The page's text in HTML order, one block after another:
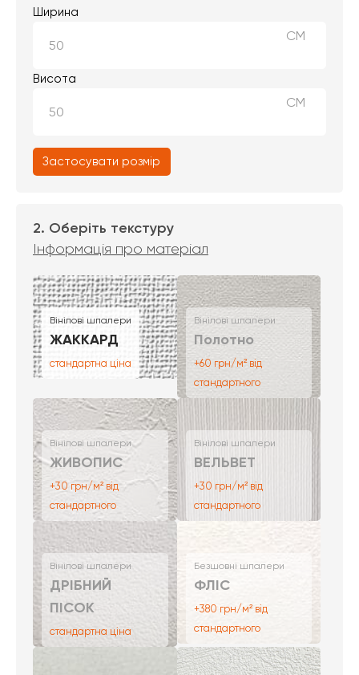
Ширина
СМ
Висота
СМ
Застосувати розмір
2. Оберіть текстуру
Інформація про матеріал
Вінілові шпалери
ЖАККАРД
стандартна ціна
Вінілові шпалери
Полотно
+60 грн/м² від
стандартного
Вінілові шпалери
ЖИВОПИС
+30 грн/м² від
стандартного
Вінілові шпалери
ВЕЛЬВЕТ
+30 грн/м² від
стандартного
Вінілові шпалери
ДРІБНИЙ
ПІСОК
стандартна ціна
Безшовні шпалери
ФЛІС
+380 грн/м² від
стандартного